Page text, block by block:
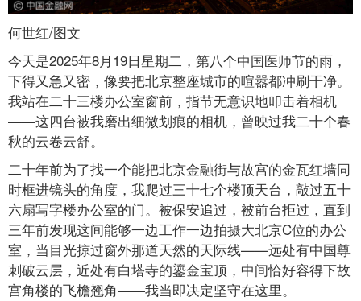
何世红/图文
今天是2025年8月19日星期二，第八个中国医师节的雨，
下得又急又密，像要把北京整座城市的喧嚣都冲刷干净。
我站在二十三楼办公室窗前，指节无意识地叩击着相机
——这四台被我磨出细微划痕的相机，曾映过我二十个春
秋的云卷云舒。
二十年前为了找一个能把北京金融街与故宫的金瓦红墙同
时框进镜头的角度，我爬过三十七个楼顶天台，敲过五十
六扇写字楼办公室的门。被保安追过，被前台拒过，直到
三年前发现这间能够一边工作一边拍摄大北京C位的办公
室，当目光掠过窗外那道天然的天际线——远处有中国尊
刺破云层，近处有白塔寺的鎏金宝顶，中间恰好容得下故
宫角楼的飞檐翘角——我当即决定坚守在这里。